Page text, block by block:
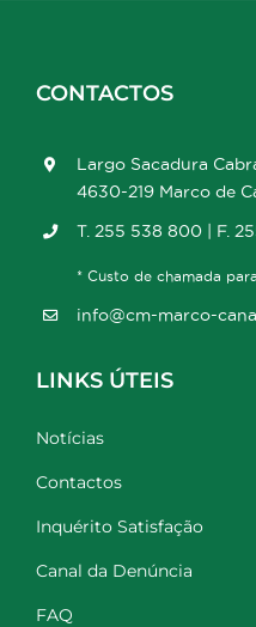
CONTACTOS
Largo Sacadura
4630-219 Marco de
T. 255 538 800 | F.
* Custo de chamada
info@cm-marco-
LINKS ÚTEIS
Notícias
Contactos
Inquérito Satisfação
Canal da Denúncia
FAQ